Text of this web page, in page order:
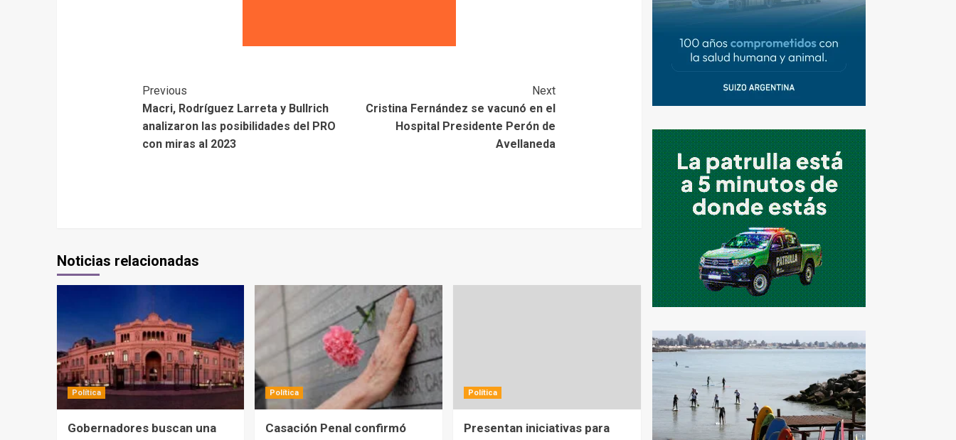
Previous
Macri, Rodríguez Larreta y Bullrich
analizaron las posibilidades del PRO
con miras al 2023
Next
Cristina Fernández se vacunó en el
Hospital Presidente Perón de
Avellaneda
Noticias relacionadas
Política
Gobernadores buscan una
Política
Casación Penal confirmó
Política
Presentan iniciativas para